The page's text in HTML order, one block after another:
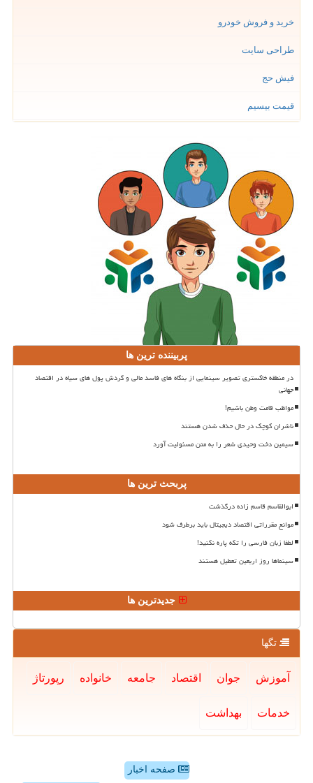
خرید و فروش خودرو
طراحی سایت
فیش حج
قیمت بیسیم
پربیننده ترین ها
در منطقه خاکستری تصویر سینمایی از بنگاه های فاسد مالی و گردش پول های سیاه در اقتصاد
جهانی
مواظب قامت وطن باشیم!
ناشران کوچک در حال حذف شدن هستند
سیمین دخت وحیدی شعر را به متن مسئولیت آورد
پربحث ترین ها
ابوالقاسم قاسم زاده درگذشت
موانع مقرراتی اقتصاد دیجیتال باید برطرف شود
لطفا زبان فارسی را تکه پاره نکنید!
سینماها روز اربعین تعطیل هستند
جدیدترین ها
تگها
آموزش جوان اقتصاد جامعه خانواده رپورتاژ
خدمات بهداشت
صفحه اخبار